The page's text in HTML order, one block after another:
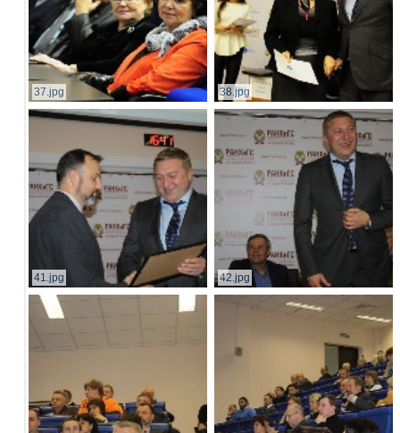
37.jpg 38.jpg
41.jpg 42.jpg